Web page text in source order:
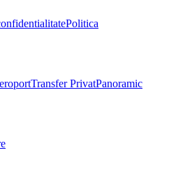
Politica
Transfer PrivatPanoramic